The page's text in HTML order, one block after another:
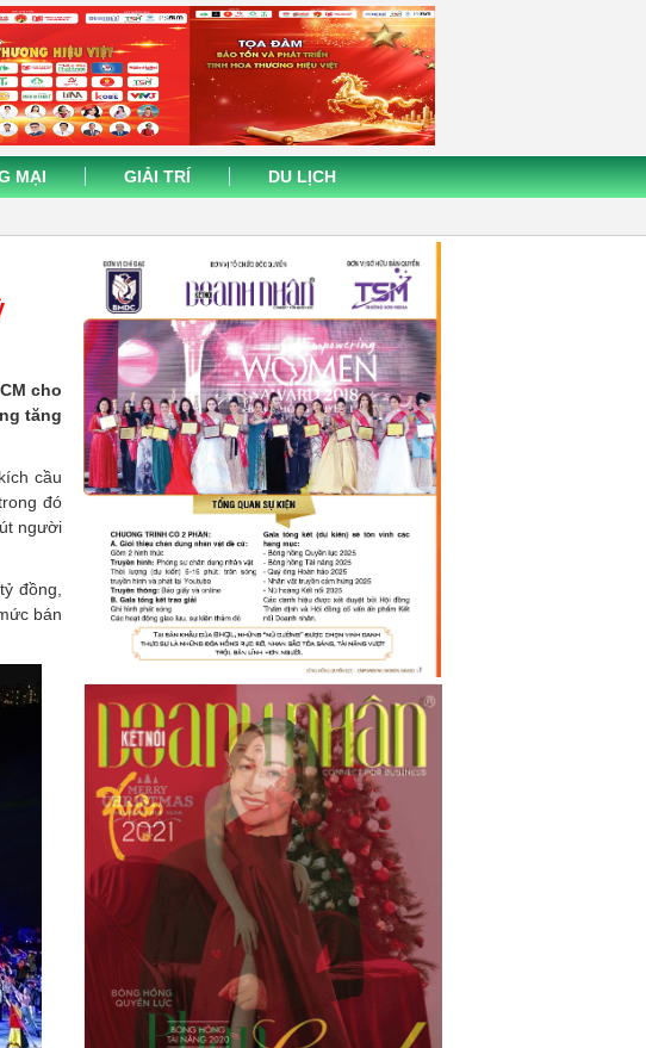
MẠI GIẢI TRÍ DU LỊCH
cho
tăng
cầu
đó
người
đồng,
bán